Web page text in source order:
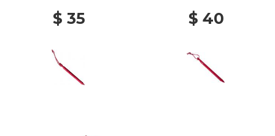
$ 35 $ 40